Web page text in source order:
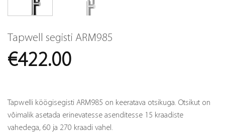
Tapwell segisti ARM985
€422.00
Tapwelli köögisegisti ARM985 on keeratava otsikuga. Otsikut on
võimalik asetada erinevatesse asenditesse 15 kraadiste
vahedega, 60 ja 270 kraadi vahel.